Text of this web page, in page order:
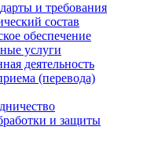
и требования
состав
обеспечение
услуги
деятельность
(перевода)
и защиты